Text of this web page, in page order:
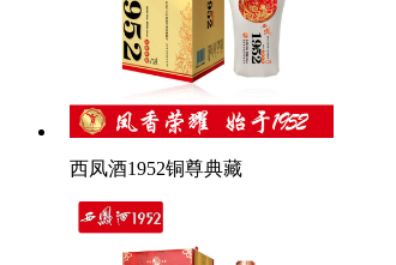
西凤酒1952铜尊典藏